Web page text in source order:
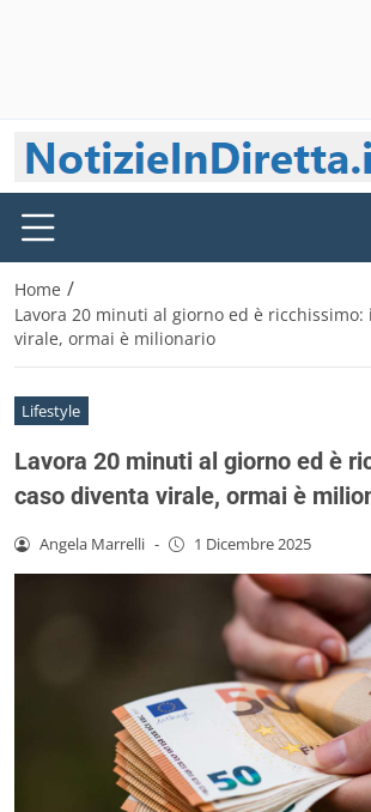
Home /
Lavora 20 minuti al giorno ed è ricchissimo:
virale, ormai è milionario
Lifestyle
Lavora 20 minuti al giorno ed è
caso diventa virale, ormai è
Angela Marrelli - 1 Dicembre 2025